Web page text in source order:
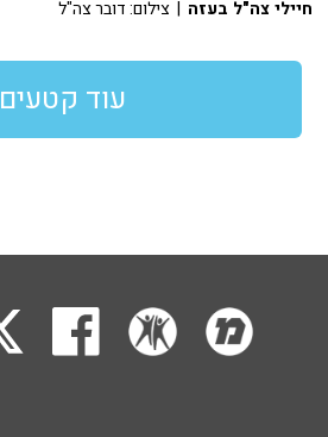
חיילי צה"ל בעזה | צילום: דובר צה"ל
עוד קטעים